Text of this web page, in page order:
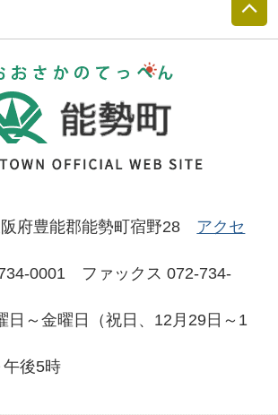
府豊能郡能勢町宿野28 アクセ
0001 ファックス 072-734-
～金曜日（祝日、12月29日～1
後5時